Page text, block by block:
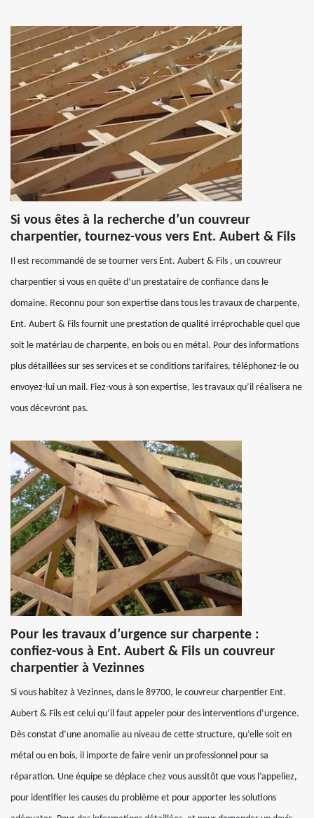
Si vous êtes à la recherche d’un couvreur
charpentier, tournez-vous vers Ent. Aubert & Fils
Il est recommandé de se tourner vers Ent. Aubert & Fils , un couvreur
charpentier si vous en quête d’un prestataire de confiance dans le
domaine. Reconnu pour son expertise dans tous les travaux de charpente,
Ent. Aubert & Fils fournit une prestation de qualité irréprochable quel que
soit le matériau de charpente, en bois ou en métal. Pour des informations
plus détaillées sur ses services et se conditions tarifaires, téléphonez-le ou
envoyez-lui un mail. Fiez-vous à son expertise, les travaux qu’il réalisera ne
vous décevront pas.
Pour les travaux d’urgence sur charpente :
confiez-vous à Ent. Aubert & Fils un couvreur
charpentier à Vezinnes
Si vous habitez à Vezinnes, dans le 89700, le couvreur charpentier Ent.
Aubert & Fils est celui qu’il faut appeler pour des interventions d’urgence.
Dès constat d’une anomalie au niveau de cette structure, qu’elle soit en
métal ou en bois, il importe de faire venir un professionnel pour sa
réparation. Une équipe se déplace chez vous aussitôt que vous l’appeliez,
pour identifier les causes du problème et pour apporter les solutions